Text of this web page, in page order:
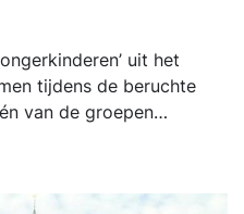
uit het
tijdens de beruchte
van de groepen…